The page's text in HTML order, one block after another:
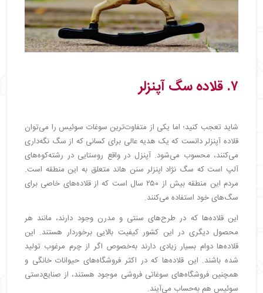
۷. قلاده سگ آپنزلر
شاید تعجب کنید؛ اما یکی از متفاوت‌ترین سوغات سوئیس را می‌توان
قلاده آپنزلر دانست که یک هدیه عالی برای کسانی که از سگ نگه‌داری
می‌کنند، محسوب می‌شود. آپنزل در واقع روستایی در رشته‌کوه‌های
آلپ است که سگ نژاد اپنزلر سنن هاند متعلق به این منطقه است.
مردم این منطقه بیش از ۲۵۰ سال است که از قلاده‌های خاصی برای
سگ‌های خود استفاده می‌کنند.
این قلاده‌ها که در طرح‌های سنتی و مدرن وجود دارند، مانند هر
محصول دیگری در این کشور کیفیت بالایی برخوردار هستند. این
قلاده‌ها دوام بسیار زیادی دارند به‌خصوص اگر از چرم مرغوب تولید
شده باشند. این قلاده‌ها که در اکثر فروشگاه‌های حیوانات خانگی و
همچنین فروشگاه‌های سوغاتی فروشی موجود هستند، از صنایع‌دستی
سوئیس هم به‌حساب می‌آیند.